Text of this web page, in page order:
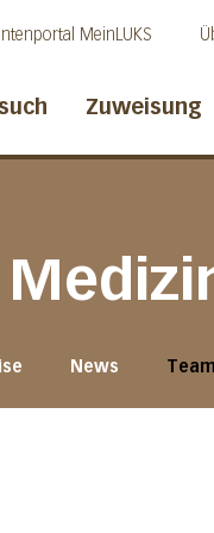
MeinLUKS
Zuweisung
News Team